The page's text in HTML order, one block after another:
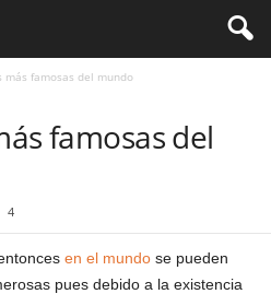
más famosas del mundo
famosas del
4
en el mundo se pueden
pues debido a la existencia